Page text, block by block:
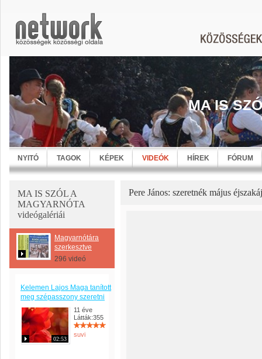
MA IS
NYITÓ TAGOK KÉPEK VIDEÓK HÍREK FÓRUM
MA IS SZÓL A
MAGYARNÓTA
videógalériái
Magyarnótára
szerkesztve
296 videó
Kelemen Lajos Maga tanított
meg szépasszony szeretni
02:53
11 éve
Látták:355
suvi
Pere János: szeretnék május